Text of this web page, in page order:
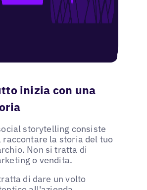
inizia con una
storytelling consiste
raccontare la storia del tuo
Non si tratta di
o vendita.
di dare un volto